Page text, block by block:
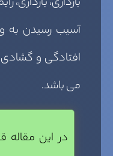
آسیب رسیدن
افتادگی و
می باشد.
در این